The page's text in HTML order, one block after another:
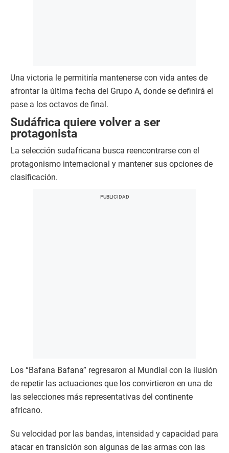
Una victoria le permitiría mantenerse con vida antes de
afrontar la última fecha del Grupo A, donde se definirá el
pase a los octavos de final.
Sudáfrica quiere volver a ser
protagonista
La selección sudafricana busca reencontrarse con el
protagonismo internacional y mantener sus opciones de
clasificación.
Los “Bafana Bafana” regresaron al Mundial con la ilusión
de repetir las actuaciones que los convirtieron en una de
las selecciones más representativas del continente
africano.
Su velocidad por las bandas, intensidad y capacidad para
atacar en transición son algunas de las armas con las